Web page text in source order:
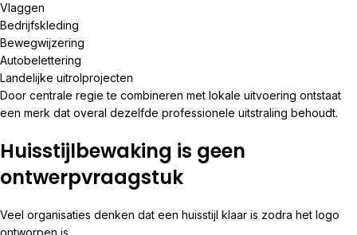
Vlaggen
Bedrijfskleding
Bewegwijzering
Autobelettering
Landelijke uitrolprojecten
Door centrale regie te combineren met lokale uitvoering ontstaat
een merk dat overal dezelfde professionele uitstraling behoudt.
Huisstijlbewaking is geen
ontwerpvraagstuk
Veel organisaties denken dat een huisstijl klaar is zodra het logo
ontworpen is.